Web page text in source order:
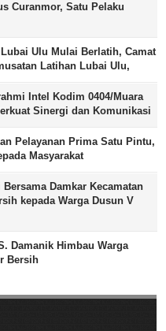
Curanmor, Satu Pelaku
Ulu Mulai Berlatih, Camat
Latihan Lubai Ulu,
Intel Kodim 0404/Muara
Sinergi dan Komunikasi
Pelayanan Prima Satu Pintu,
Masyarakat
Damkar Kecamatan
kepada Warga Dusun V
Damanik Himbau Warga
Bersih